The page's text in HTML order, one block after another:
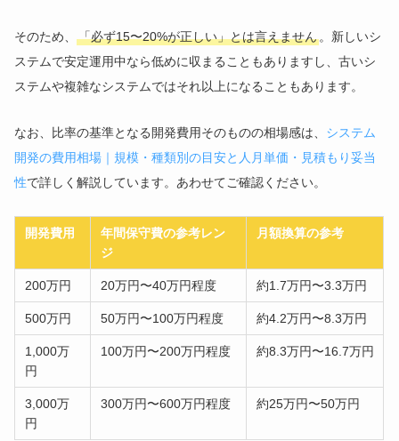
そのため、「必ず15〜20%が正しい」とは言えません 。新しいシ
ステムで安定運用中なら低めに収まることもありますし、古いシ
ステムや複雑なシステムではそれ以上になることもあります。
なお、比率の基準となる開発費用そのものの相場感は、 システム
開発の費用相場｜規模・種類別の目安と人月単価・見積もり妥当
性で詳しく解説しています。あわせてご確認ください。
開発費用
年間保守費の参考レン
ジ
月額換算の参考
200万円 20万円〜40万円程度 約1.7万円〜3.3万円
500万円 50万円〜100万円程度 約4.2万円〜8.3万円
1,000万
円
100万円〜200万円程度 約8.3万円〜16.7万円
3,000万
円
300万円〜600万円程度 約25万円〜50万円